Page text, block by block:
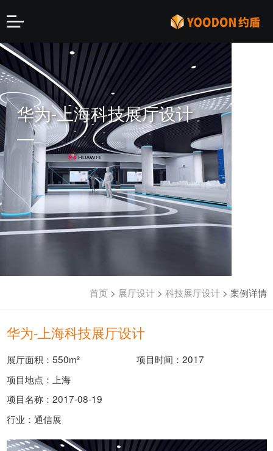
华为-上海科技展厅设计
首页 > 展厅设计> 科技展厅设计> 案例详情
华为-上海科技展厅设计
展厅面积：550m²
项目时间：2017
项目地点：上海
项目名称：2017-08-19
行业：通信展